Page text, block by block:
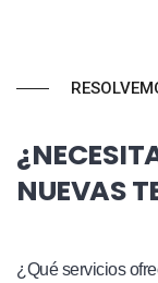
NUEVAS
¿Qué servicios